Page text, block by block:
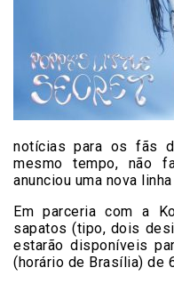
notícias para os fãs
mesmo tempo, não
anunciou uma nova
Em parceria com a
sapatos (tipo, dois
estarão disponíveis
(horário de Brasília) de